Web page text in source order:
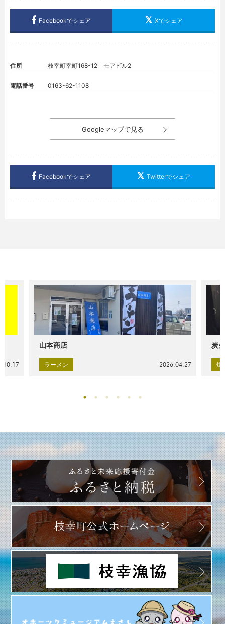
Facebookでシェア Xでシェア
住所 枝幸町幸町168-12 モアビル2
電話番号 0163-62-1108
Googleマップで見る
Facebookでシェア Twitterでシェア
山本商店
ラーメン 2026.04.27
炭
焼